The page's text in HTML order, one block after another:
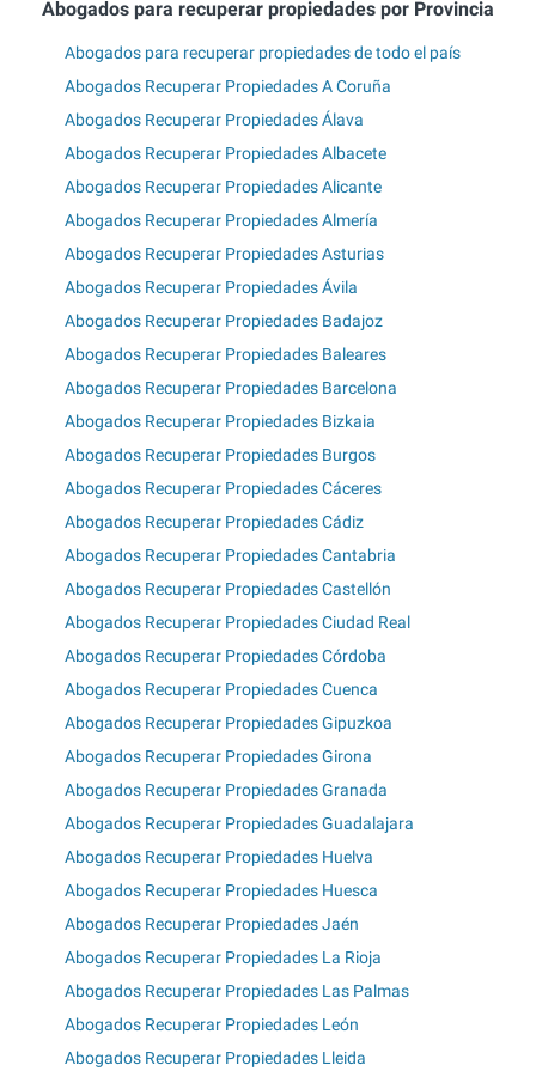
Abogados para recuperar propiedades por Provincia
Abogados para recuperar propiedades de todo el país
Abogados Recuperar Propiedades A Coruña
Abogados Recuperar Propiedades Álava
Abogados Recuperar Propiedades Albacete
Abogados Recuperar Propiedades Alicante
Abogados Recuperar Propiedades Almería
Abogados Recuperar Propiedades Asturias
Abogados Recuperar Propiedades Ávila
Abogados Recuperar Propiedades Badajoz
Abogados Recuperar Propiedades Baleares
Abogados Recuperar Propiedades Barcelona
Abogados Recuperar Propiedades Bizkaia
Abogados Recuperar Propiedades Burgos
Abogados Recuperar Propiedades Cáceres
Abogados Recuperar Propiedades Cádiz
Abogados Recuperar Propiedades Cantabria
Abogados Recuperar Propiedades Castellón
Abogados Recuperar Propiedades Ciudad Real
Abogados Recuperar Propiedades Córdoba
Abogados Recuperar Propiedades Cuenca
Abogados Recuperar Propiedades Gipuzkoa
Abogados Recuperar Propiedades Girona
Abogados Recuperar Propiedades Granada
Abogados Recuperar Propiedades Guadalajara
Abogados Recuperar Propiedades Huelva
Abogados Recuperar Propiedades Huesca
Abogados Recuperar Propiedades Jaén
Abogados Recuperar Propiedades La Rioja
Abogados Recuperar Propiedades Las Palmas
Abogados Recuperar Propiedades León
Abogados Recuperar Propiedades Lleida